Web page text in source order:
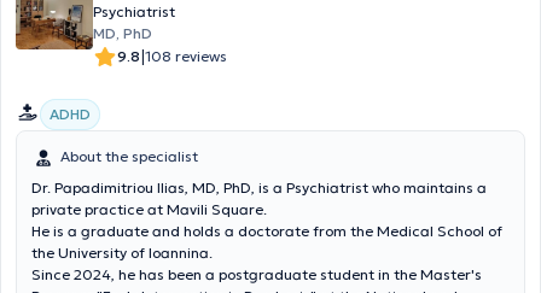
Psychiatrist
MD, PhD
9.8|108 reviews
ADHD
About the specialist
Dr. Papadimitriou Ilias, MD, PhD, is a Psychiatrist who maintains a
private practice at Mavili Square.
He is a graduate and holds a doctorate from the Medical School of
the University of Ioannina.
Since 2024, he has been a postgraduate student in the Master's